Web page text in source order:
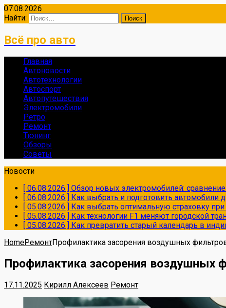
07.08.2026
Найти:
Всё про авто
Главная
Автоновости
Автотехнологии
Автоспорт
Автопутешествия
Электромобили
Ретро
Ремонт
Тюнинг
Обзоры
Советы
Новости
[ 06.08.2026 ] Обзор новых электромобилей:
[ 06.08.2026 ] Как выбрать и подготовить автомобили
[ 05.08.2026 ] Как выбрать оптимальную страховку
[ 05.08.2026 ] Как технологии F1 меняют городской
[ 05.08.2026 ] Как превратить старый календарь в
HomeРемонтПрофилактика засорения воздушных
Профилактика засорения воздушных
17.11.2025 Кирилл Алексеев Ремонт